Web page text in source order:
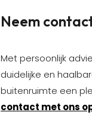
Neem
Met persoonlijk
duidelijke en
buitenruimte een
contact met ons